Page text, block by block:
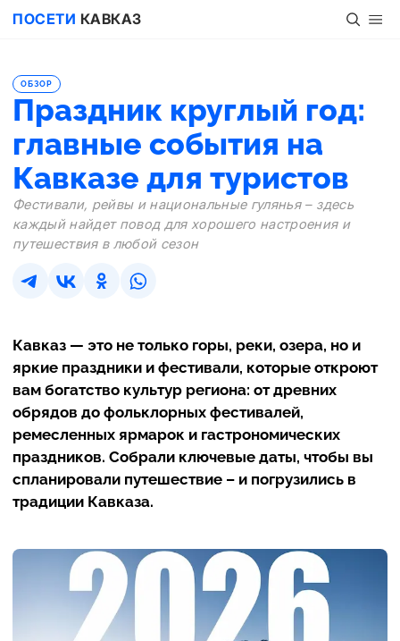
ПОСЕТИ КАВКАЗ
Праздник круглый год:
главные события на
Кавказе для туристов
ОБЗОР
Фестивали, рейвы и национальные гулянья – здесь
каждый найдет повод для хорошего настроения и
путешествия в любой сезон
Кавказ — это не только горы, реки, озера, но и
яркие праздники и фестивали, которые откроют
вам богатство культур региона: от древних
обрядов до фольклорных фестивалей,
ремесленных ярмарок и гастрономических
праздников. Собрали ключевые даты, чтобы вы
спланировали путешествие – и погрузились в
традиции Кавказа.